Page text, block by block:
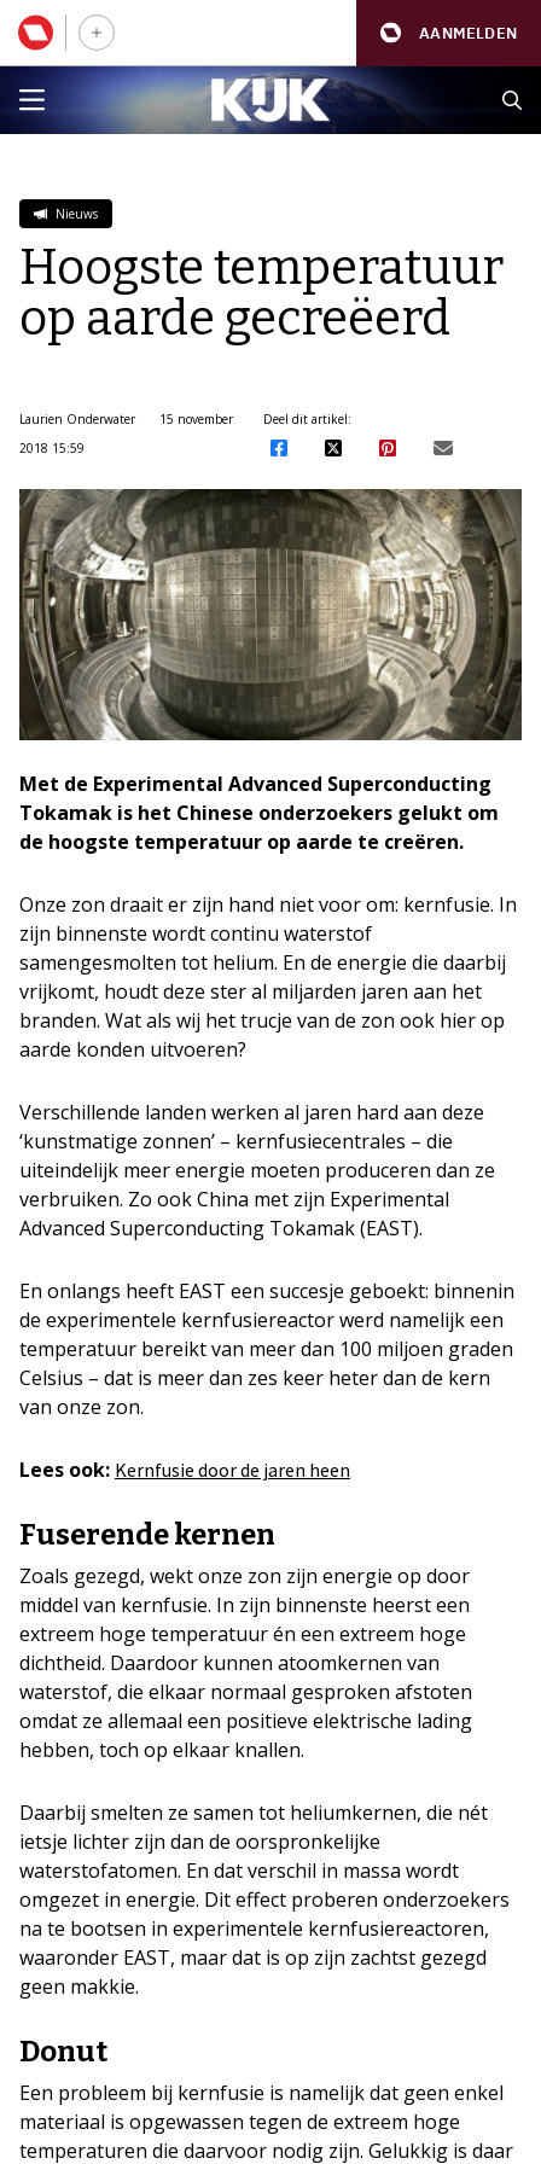
AANMELDEN
Nieuws
Hoogste temperatuur
op aarde gecreëerd
Laurien Onderwater
15 november
2018 15:59
Deel dit artikel:
Met de Experimental Advanced Superconducting
Tokamak is het Chinese onderzoekers gelukt om
de hoogste temperatuur op aarde te creëren.
Onze zon draait er zijn hand niet voor om: kernfusie. In
zijn binnenste wordt continu waterstof
samengesmolten tot helium. En de energie die daarbij
vrijkomt, houdt deze ster al miljarden jaren aan het
branden. Wat als wij het trucje van de zon ook hier op
aarde konden uitvoeren?
Verschillende landen werken al jaren hard aan deze
‘kunstmatige zonnen’ – kernfusiecentrales – die
uiteindelijk meer energie moeten produceren dan ze
verbruiken. Zo ook China met zijn Experimental
Advanced Superconducting Tokamak (EAST).
En onlangs heeft EAST een succesje geboekt: binnenin
de experimentele kernfusiereactor werd namelijk een
temperatuur bereikt van meer dan 100 miljoen graden
Celsius – dat is meer dan zes keer heter dan de kern
van onze zon.
Lees ook: Kernfusie door de jaren heen
Fuserende kernen
Zoals gezegd, wekt onze zon zijn energie op door
middel van kernfusie. In zijn binnenste heerst een
extreem hoge temperatuur én een extreem hoge
dichtheid. Daardoor kunnen atoomkernen van
waterstof, die elkaar normaal gesproken afstoten
omdat ze allemaal een positieve elektrische lading
hebben, toch op elkaar knallen.
Daarbij smelten ze samen tot heliumkernen, die nét
ietsje lichter zijn dan de oorspronkelijke
waterstofatomen. En dat verschil in massa wordt
omgezet in energie. Dit effect proberen onderzoekers
na te bootsen in experimentele kernfusiereactoren,
waaronder EAST, maar dat is op zijn zachtst gezegd
geen makkie.
Donut
Een probleem bij kernfusie is namelijk dat geen enkel
materiaal is opgewassen tegen de extreem hoge
temperaturen die daarvoor nodig zijn. Gelukkig is daar